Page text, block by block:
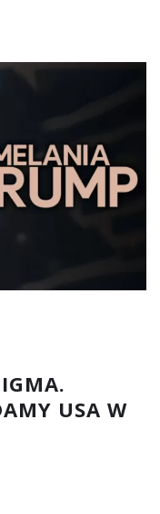
USA W